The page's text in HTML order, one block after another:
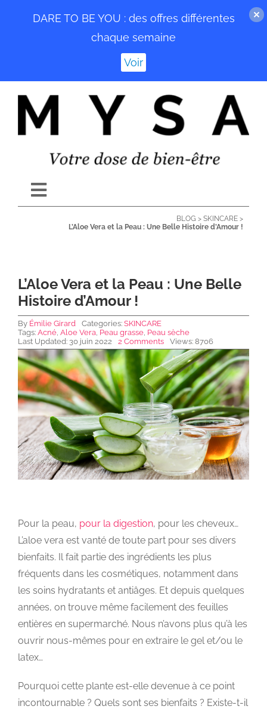
contenu
Toggle
Navigation
NEWS DE FOREO
SKINCARE
SANTÉ & BIEN-ÊTRE
BEAUTÉ
À PROPOS
BLOG > SKINCARE >
L’Aloe Vera et la Peau : Une Belle Histoire d’Amour !
L’Aloe Vera et la Peau : Une Belle
Histoire d’Amour !
By Émilie Girard Categories: SKINCARE
Tags: Acné Aloe Vera Peau grasse Peau sèche
Last Updated: 30 juin 2022
2 Comments Views: 8706
Pour la peau, pour la digestion, pour les cheveux…
L’aloe vera est vanté de toute part pour ses divers
bienfaits. Il fait partie des ingrédients les plus
fréquents dans les cosmétiques, notamment dans
les soins hydratants et antiâges. Et depuis quelques
années, on trouve même facilement des feuilles
entières en supermarché. Nous n’avons plus qu’à les
ouvrir nous-mêmes pour en extraire le gel et/ou le
latex…
Pourquoi cette plante est-elle devenue à ce point
incontournable ? Quels sont ses bienfaits ? Existe-t-il
DARE TO BE YOU : des offres différentes
chaque semaine
Voir